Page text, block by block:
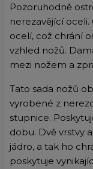
Pozoruhodně
nerezavějící
ocelí, což chrání
vzhled nožů.
mezi nožem a
Tato sada nožů
vyrobené z
stupnice.
dobu. Dvě vrstvy
jádro, a tak ho
poskytuje